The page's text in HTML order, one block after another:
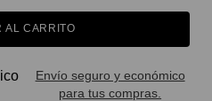
AL CARRITO
Envío seguro y económico
para tus compras.